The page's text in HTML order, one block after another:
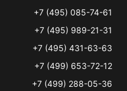
+7 (495) 085-74-61
+7 (495) 989-21-31
+7 (495) 431-63-63
+7 (499) 653-72-12
+7 (499) 288-05-36